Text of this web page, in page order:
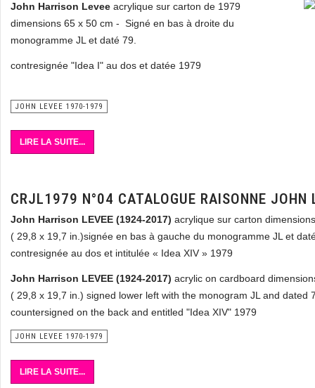
John Harrison Levee acrylique sur carton de 1979
dimensions 65 x 50 cm - Signé en bas à droite du
monogramme JL et daté 79.
contresignée "Idea I" au dos et datée 1979
JOHN LEVEE 1970-1979
LIRE LA SUITE...
CRJL1979 N°04 CATALOGUE RAISONNE JOHN
John Harrison LEVEE (1924-2017) acrylique sur carton
( 29,8 x 19,7 in.)signée en bas à gauche du monogramme JL et
contresignée au dos et intitulée « Idea XIV » 1979
John Harrison LEVEE (1924-2017) acrylic on cardboard
( 29,8 x 19,7 in.) signed lower left with the monogram JL and dated
countersigned on the back and entitled "Idea XIV" 1979
JOHN LEVEE 1970-1979
LIRE LA SUITE...